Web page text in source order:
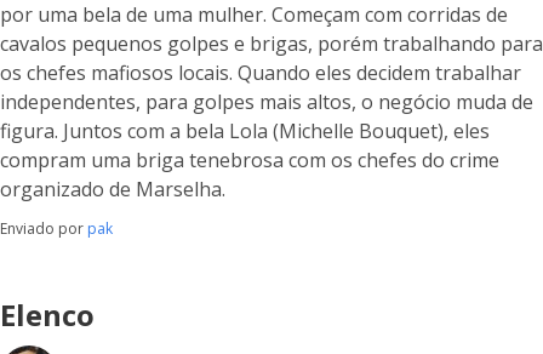
por uma bela de uma mulher. Começam com corridas de
cavalos pequenos golpes e brigas, porém trabalhando para
os chefes mafiosos locais. Quando eles decidem trabalhar
independentes, para golpes mais altos, o negócio muda de
figura. Juntos com a bela Lola (Michelle Bouquet), eles
compram uma briga tenebrosa com os chefes do crime
organizado de Marselha.
Enviado por pak
Elenco